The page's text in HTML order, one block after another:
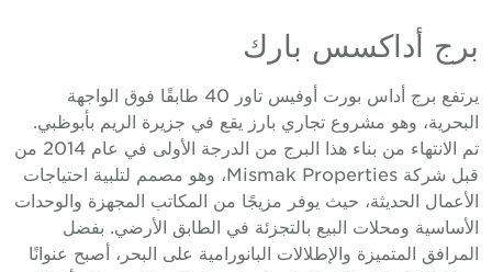
برج أداكسس بارك
يرتفع برج أداس بورت أوفيس تاور 40 طابقًا فوق الواجهة
البحرية، وهو مشروع تجاري بارز يقع في جزيرة الريم بأبوظبي.
تم الانتهاء من بناء هذا البرج من الدرجة الأولى في عام 2014 من
قبل شركة Mismak Properties، وهو مصمم لتلبية احتياجات
الأعمال الحديثة، حيث يوفر مزيجًا من المكاتب المجهزة والوحدات
الأساسية ومحلات البيع بالتجزئة في الطابق الأرضي. بفضل
المرافق المتميزة والإطلالات البانورامية على البحر، أصبح عنوانًا